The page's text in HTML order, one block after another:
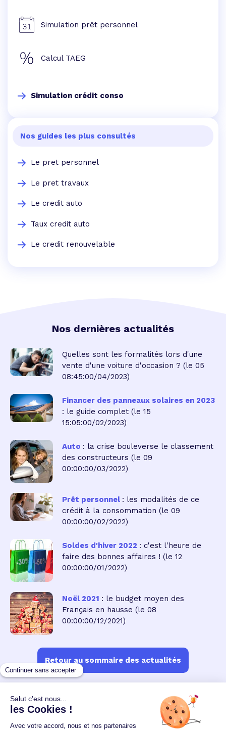
Simulation prêt personnel
Calcul TAEG
Simulation crédit conso
Nos guides les plus consultés
Le pret personnel
Le pret travaux
Le credit auto
Taux credit auto
Le credit renouvelable
Nos dernières actualités
Quelles sont les formalités lors d'une
vente d'une voiture d'occasion ? (le 05
08:45:00/04/2023)
Financer des panneaux solaires en 2023
: le guide complet (le 15
15:05:00/02/2023)
Auto : la crise bouleverse le classement
des constructeurs (le 09
00:00:00/03/2022)
Prêt personnel : les modalités de ce
crédit à la consommation (le 09
00:00:00/02/2022)
Soldes d'hiver 2022 : c'est l'heure de
faire des bonnes affaires ! (le 12
00:00:00/01/2022)
Noël 2021 : le budget moyen des
Français en hausse (le 08
00:00:00/12/2021)
Retour au sommaire des actualités